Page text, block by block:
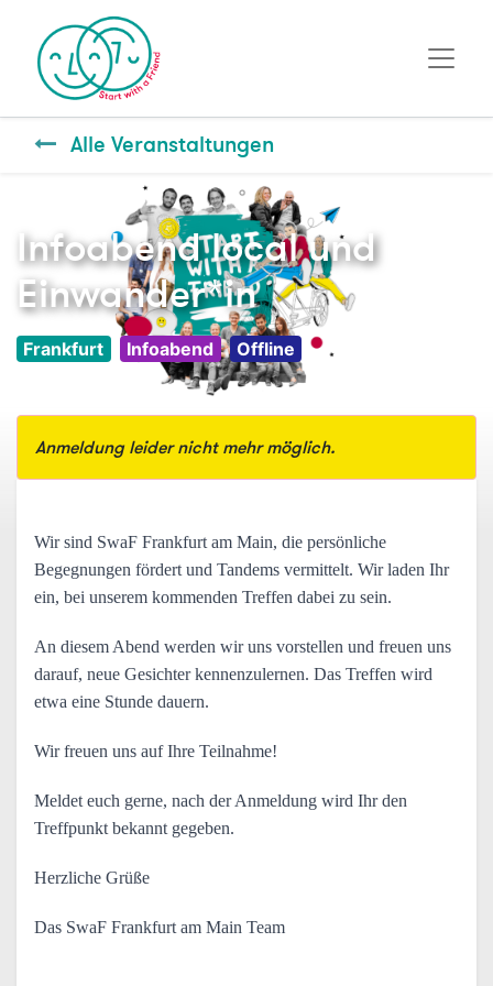
Alle Veranstaltungen
Infoabend local und
Einwander*in
Frankfurt Infoabend Offline
Anmeldung leider nicht mehr möglich.
Wir sind SwaF Frankfurt am Main, die persönliche
Begegnungen fördert und Tandems vermittelt. Wir laden Ihr
ein, bei unserem kommenden Treffen dabei zu sein.
An diesem Abend werden wir uns vorstellen und freuen uns
darauf, neue Gesichter kennenzulernen. Das Treffen wird
etwa eine Stunde dauern.
Wir freuen uns auf Ihre Teilnahme!
Meldet euch gerne, nach der Anmeldung wird Ihr den
Treffpunkt bekannt gegeben.
Herzliche Grüße
Das SwaF Frankfurt am Main Team